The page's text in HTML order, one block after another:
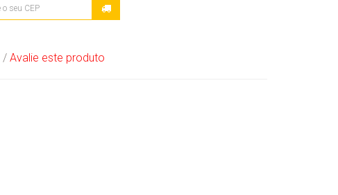
/ Avalie este produto